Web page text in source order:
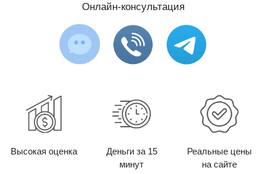
Онлайн-консультация
Высокая оценка
Деньги за 15
минут
Реальные цены
на сайте